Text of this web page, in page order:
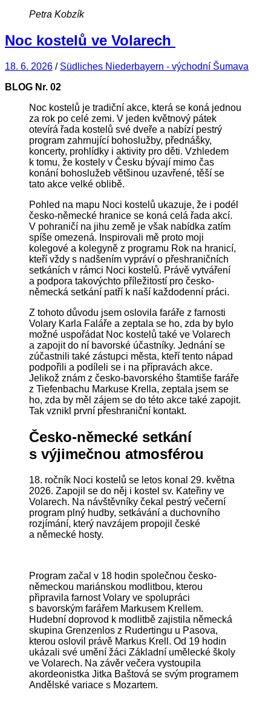
Petra Kobzík
Noc kostelů ve Volarech
18. 6. 2026 / Südliches Niederbayern - východní Šumava
BLOG Nr. 02
Noc kostelů je tradiční akce, která se koná jednou
za rok po celé zemi. V jeden květnový pátek
otevírá řada kostelů své dveře a nabízí pestrý
program zahrnující bohoslužby, přednášky,
koncerty, prohlídky i aktivity pro děti. Vzhledem
k tomu, že kostely v Česku bývají mimo čas
konání bohoslužeb většinou uzavřené, těší se
tato akce velké oblibě.
Pohled na mapu Noci kostelů ukazuje, že i podél
česko-německé hranice se koná celá řada akcí.
V pohraničí na jihu země je však nabídka zatím
spíše omezená. Inspirovali mě proto moji
kolegové a kolegyně z programu Rok na hranicí,
kteří vždy s nadšením vypráví o přeshraničních
setkáních v rámci Noci kostelů. Právě vytváření
a podpora takovýchto příležitostí pro česko-
německá setkání patří k naší každodenní práci.
Z tohoto důvodu jsem oslovila faráře z farnosti
Volary Karla Faláře a zeptala se ho, zda by bylo
možné uspořádat Noc kostelů také ve Volarech
a zapojit do ní bavorské účastníky. Jednání se
zúčastnili také zástupci města, kteří tento nápad
podpořili a podíleli se i na přípravách akce.
Jelikož znám z česko-bavorského štamtiše faráře
z Tiefenbachu Markuse Krella, zeptala jsem se
ho, zda by měl zájem se do této akce také zapojit.
Tak vznikl první přeshraniční kontakt.
Česko-německé setkání
s výjimečnou atmosférou
18. ročník Noci kostelů se letos konal 29. května
2026. Zapojil se do něj i kostel sv. Kateřiny ve
Volarech. Na návštěvníky čekal pestrý večerní
program plný hudby, setkávání a duchovního
rozjímání, který navzájem propojil české
a německé hosty.
Program začal v 18 hodin společnou česko-
německou mariánskou modlitbou, kterou
připravila farnost Volary ve spolupráci
s bavorským farářem Markusem Krellem.
Hudební doprovod k modlitbě zajistila německá
skupina Grenzenlos z Rudertingu u Pasova,
kterou oslovil právě Markus Krell. Od 19 hodin
ukázali své umění žáci Základní umělecké školy
ve Volarech. Na závěr večera vystoupila
akordeonistka Jitka Baštová se svým programem
Andělské variace s Mozartem.